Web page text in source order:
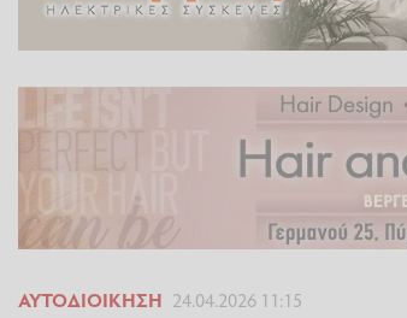
ΑΥΤΟΔΙΟΊΚΗΣΗ 24.04.2026 11:15